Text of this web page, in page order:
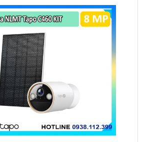
microSD tối đa 256GB hoặc
dễ lắp đặt cho gia đình và văn